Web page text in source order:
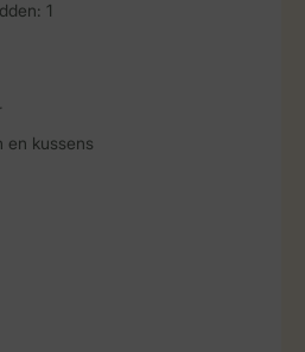
1
en kussens